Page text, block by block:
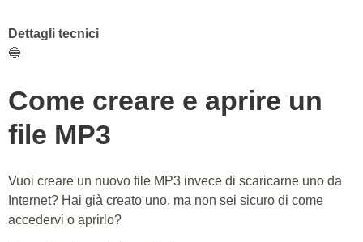
Dettagli tecnici
🔵
Come creare e aprire un
file MP3
Vuoi creare un nuovo file MP3 invece di scaricarne uno da
Internet? Hai già creato uno, ma non sei sicuro di come
accedervi o aprirlo?